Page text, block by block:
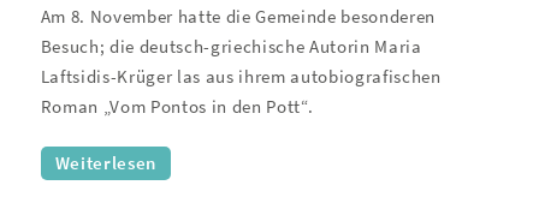
Am 8. November hatte die Gemeinde besonderen
Besuch; die deutsch-griechische Autorin Maria
Laftsidis-Krüger las aus ihrem autobiografischen
Roman „Vom Pontos in den Pott“.
Weiterlesen